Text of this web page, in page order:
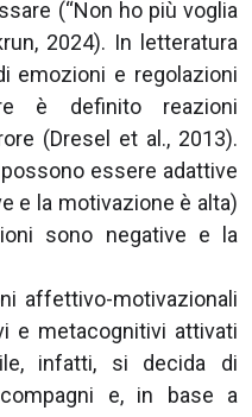
(“Non ho più voglia
2024). In letteratura
emozioni e regolazioni
è definito reazioni
(Dresel et al., 2013).
essere adattive
e la motivazione è alta)
sono negative e la
affettivo-motivazionali
e metacognitivi attivati
infatti, si decida di
e, in base a